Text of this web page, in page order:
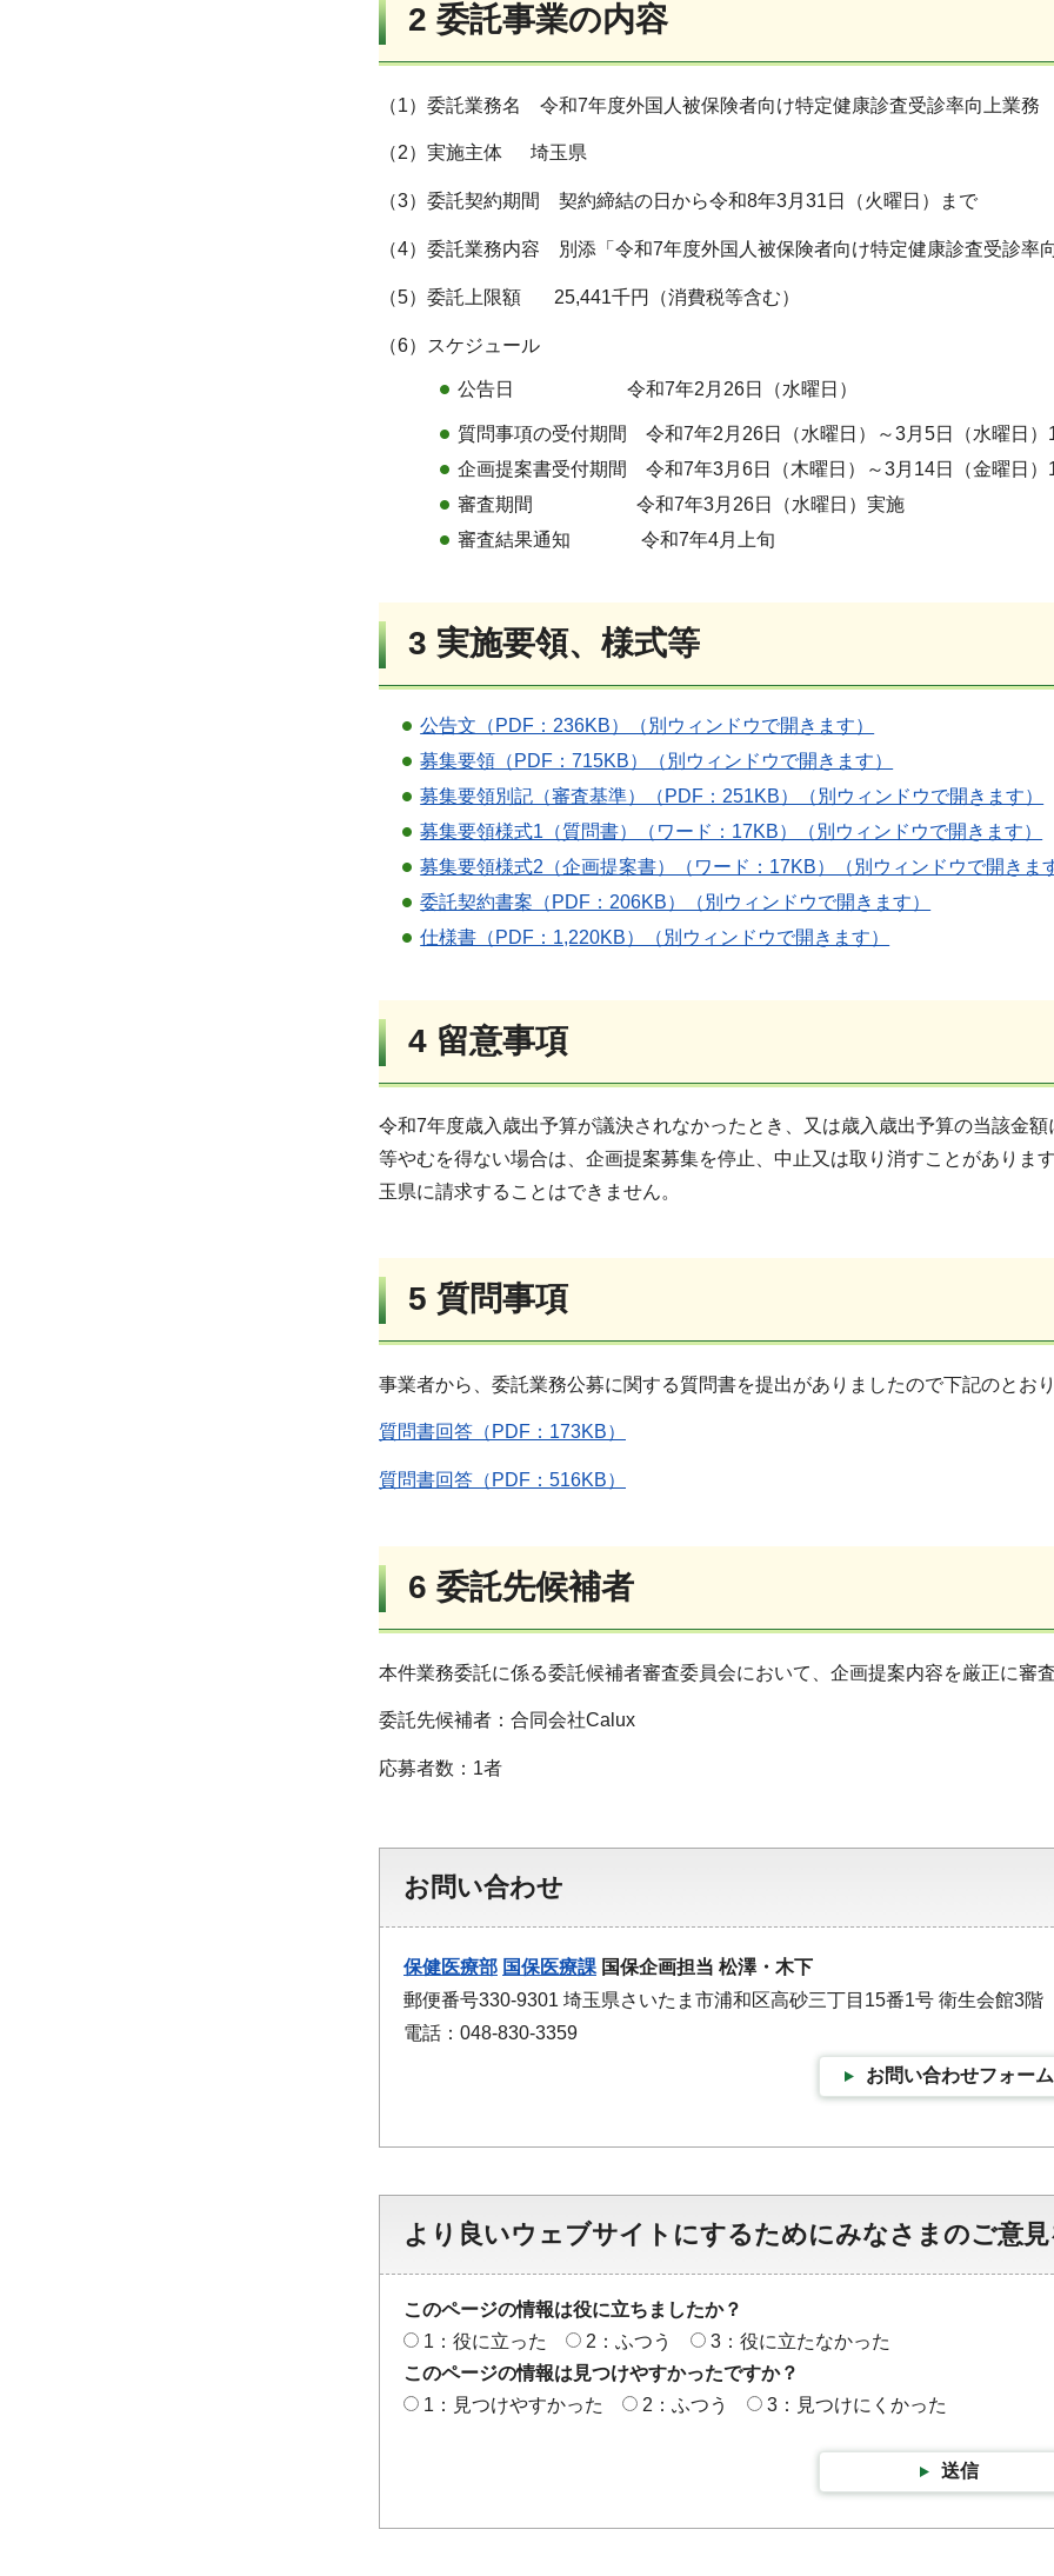
2 委託事業の内容
（1）委託業務名 令和7年度外国人被保険者向け特定健康診査受診率向上業務
（2）実施主体 埼玉県
（3）委託契約期間 契約締結の日から令和8年3月31日（火曜日）まで
（4）委託業務内容 別添「令和7年度外国人被保険者向け特定健康診査受診率
（5）委託上限額 25,441千円（消費税等含む）
（6）スケジュール
公告日 令和7年2月26日（水曜日）
質問事項の受付期間 令和7年2月26日（水曜日）～3月5日（水曜日）
企画提案書受付期間 令和7年3月6日（木曜日）～3月14日（金曜日）
審査期間 令和7年3月26日（水曜日）実施
審査結果通知 令和7年4月上旬
3 実施要領、様式等
公告文（PDF：236KB）（別ウィンドウで開きます）
募集要領（PDF：715KB）（別ウィンドウで開きます）
募集要領別記（審査基準）（PDF：251KB）（別ウィンドウで開きます）
募集要領様式1（質問書）（ワード：17KB）（別ウィンドウで開きます）
募集要領様式2（企画提案書）（ワード：17KB）（別ウィンドウで開きま
委託契約書案（PDF：206KB）（別ウィンドウで開きます）
仕様書（PDF：1,220KB）（別ウィンドウで開きます）
4 留意事項
令和7年度歳入歳出予算が議決されなかったとき、又は歳入歳出予算の当該金
等やむを得ない場合は、企画提案募集を停止、中止又は取り消すことがありま
玉県に請求することはできません。
5 質問事項
事業者から、委託業務公募に関する質問書を提出がありましたので下記のとおり
質問書回答（PDF：173KB）
質問書回答（PDF：516KB）
6 委託先候補者
本件業務委託に係る委託候補者審査委員会において、企画提案内容を厳正に審
委託先候補者：合同会社Calux
応募者数：1者
お問い合わせ
保健医療部 国保医療課 国保企画担当 松澤・木下
郵便番号330-9301 埼玉県さいたま市浦和区高砂三丁目15番1号 衛生会館3階
電話：048-830-3359
お問い合わせフォーム
より良いウェブサイトにするためにみなさまのご意
このページの情報は役に立ちましたか？
1：役に立った
2：ふつう
3：役に立たなかった
このページの情報は見つけやすかったですか？
1：見つけやすかった
2：ふつう 3：見つけにくかった
送信